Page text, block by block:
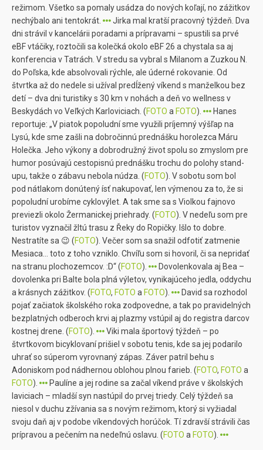
režimom. Všetko sa pomaly usádza do nových koľají, no zážitkov
nechýbalo ani tentokrát.
Jirka mal kratší pracovný týždeň. Dva
dni strávil v kancelárii poradami a prípravami – spustili sa prvé
eBF vtáčiky, roztočili sa kolečká okolo eBF 26 a chystala sa aj
konferencia v Tatrách. V stredu sa vybral s Milanom a Zuzkou N.
do Poľska, kde absolvovali rýchle, ale úderné rokovanie. Od
štvrtka až do nedele si užíval predĺžený víkend s manželkou bez
detí – dva dni turistiky s 30 km v nohách a deň vo wellness v
Beskydách vo Veľkých Karloviciach. (FOTO a FOTO).
Hanes
reportuje: „V piatok popoludní sme využili príjemný výšľap na
Lysú, kde sme zašli na dobročinnú prednášku horolezca Máru
Holečka. Jeho výkony a dobrodružný život spolu so zmyslom pre
humor posúvajú cestopisnú prednášku trochu do polohy stand-
upu, takže o zábavu nebola núdza. (FOTO). V sobotu som bol
pod nátlakom donútený ísť nakupovať, len výmenou za to, že si
popoludní urobíme cyklovýlet. A tak sme sa s Violkou fajnovo
previezli okolo Žermanickej priehrady. (FOTO). V nedeľu som pre
turistov vyznačil žltú trasu z Řeky do Ropičky. Išlo to dobre.
Nestratíte sa 😉 (FOTO). Večer som sa snažil odfotiť zatmenie
Mesiaca… toto z toho vzniklo. Chvíľu som si hovoril, či sa nepridať
na stranu plochozemcov. :D“ (FOTO).
Dovolenkovala aj Bea –
dovolenka pri Balte bola plná výletov, vynikajúceho jedla, oddychu
a krásnych zážitkov. (FOTO, FOTO a FOTO).
David sa rozhodol
pojať začiatok školského roka zodpovedne, a tak po pravidelných
bezplatných odberoch krvi aj plazmy vstúpil aj do registra darcov
kostnej drene. (FOTO).
Viki mala športový týždeň – po
štvrtkovom bicyklovaní prišiel v sobotu tenis, kde sa jej podarilo
uhrať so súperom vyrovnaný zápas. Záver patril behu s
Adoniskom pod nádhernou oblohou plnou farieb. (FOTO, FOTO a
FOTO).
Paulíne a jej rodine sa začal víkend práve v školských
laviciach – mladší syn nastúpil do prvej triedy. Celý týždeň sa
niesol v duchu zžívania sa s novým režimom, ktorý si vyžiadal
svoju daň aj v podobe víkendových horúčok. Tí zdravší strávili čas
prípravou a pečením na nedeľnú oslavu. (FOTO a FOTO).